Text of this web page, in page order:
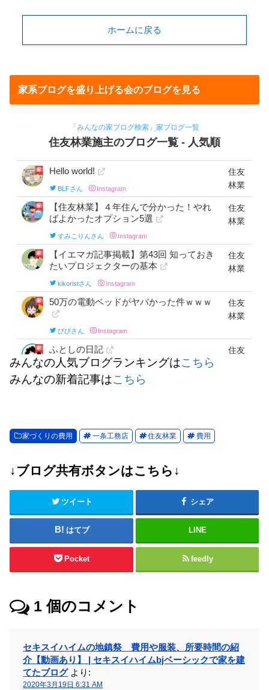
ホームに戻る
家系ブログを盛り上げる会のブログを見る
みんなの人気ブログランキングはこちら
みんなの新着記事はこちら
家づくりの費用 一条工務店 住友林業 費用
↓ブログ共有ボタンはこちら↓
ツイート シェア
はてブ LINE
Pocket feedly
1 個のコメント
セキスイハイムの地鎮祭 費用や服装、所要時間の紹
介【動画あり】 | セキスイハイムbjベーシックで家を建
てたブログ より:
2020年3月19日 6:31 AM